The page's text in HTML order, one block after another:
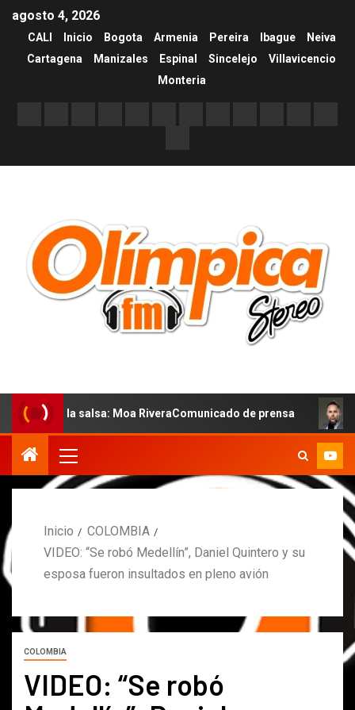
agosto 4, 2026
CALI Inicio Bogota Armenia Pereira Ibague
Neiva
Cartagena
Manizales Espinal Sincelejo
Villavicencio
Monteria
la salsa: Moa RiveraComunicado de prensa
Inicio
COLOMBIA
VIDEO: “Se robó Medellín”, Daniel Quintero y su
esposa fueron insultados en pleno avión
COLOMBIA
VIDEO: “Se robó